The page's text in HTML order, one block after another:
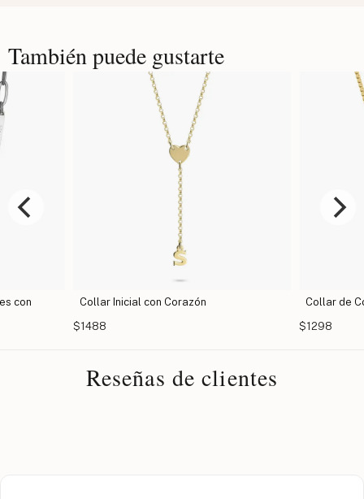
También puede gustarte
con
Collar Inicial con Corazón
$1488
Collar de
$1298
Reseñas de clientes